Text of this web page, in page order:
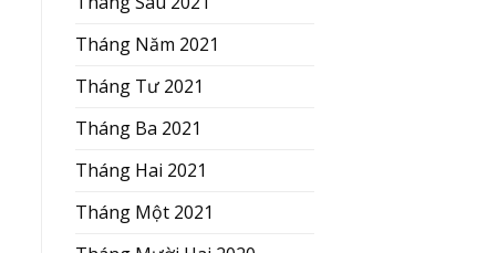
Tháng Năm 2021
Tháng Tư 2021
Tháng Ba 2021
Tháng Hai 2021
Tháng Một 2021